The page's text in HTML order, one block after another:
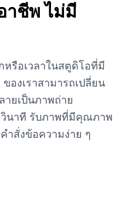
าชีพไม่มี
รือเวลาในสตูดิโอที่มี
องเราสามารถเปลี่ยน
ยเป็นภาพถ่าย
นาที รับภาพที่มีคุณภาพ
ำสั่งข้อความง่าย ๆ